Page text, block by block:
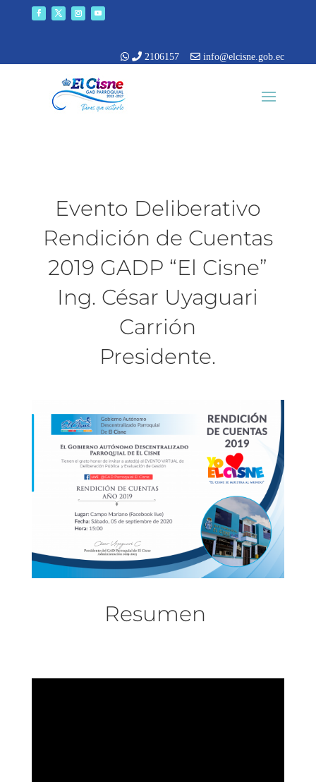
2106157 info@elcisne.gob.ec
Evento Deliberativo
Rendición de Cuentas
2019 GADP “El Cisne”
Ing. César Uyaguari
Carrión
Presidente.
Resumen